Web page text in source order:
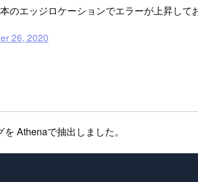
のエッジロケーションでエラーが上昇して
26, 2020
Athenaで抽出しました。